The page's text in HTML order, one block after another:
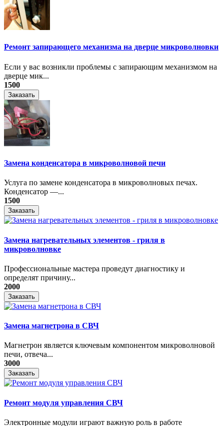
Ремонт запирающего механизма на дверце микроволновки
Если у вас возникли проблемы с запирающим механизмом на
дверце мик...
1500
Заказать
Замена конденсатора в микроволновой печи
Услуга по замене конденсатора в микроволновых печах.
Конденсатор —...
1500
Заказать
Замена нагревательных элементов - гриля в
микроволновке
Профессиональные мастера проведут диагностику и
определят причину...
2000
Заказать
Замена магнетрона в СВЧ
Магнетрон является ключевым компонентом микроволновой
печи, отвеча...
3000
Заказать
Ремонт модуля управления СВЧ
​Электронные модули играют важную роль в работе